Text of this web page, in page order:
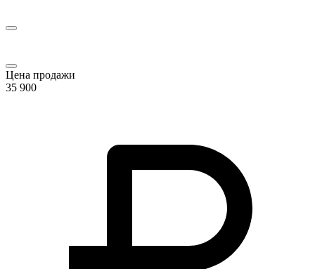
Цена продажи
35 900